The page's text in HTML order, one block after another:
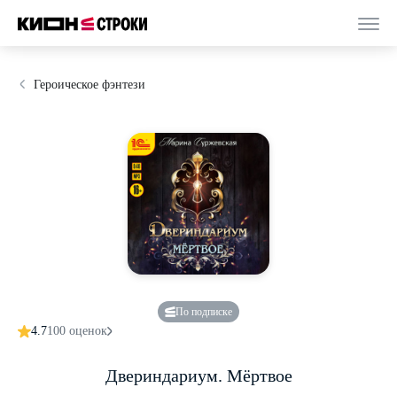
Героическое фэнтези
По подписке
4.7100 оценок
Двериндариум. Мёртвое